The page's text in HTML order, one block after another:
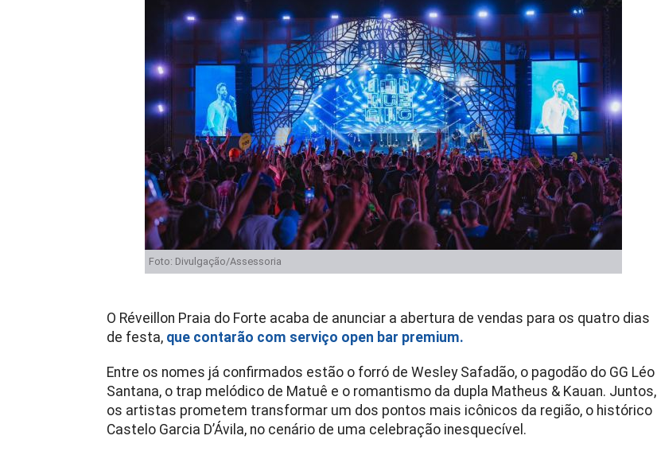
Foto: Divulgação/Assessoria
O Réveillon Praia do Forte acaba de anunciar a abertura de vendas para os quatro dias
de festa, que contarão com serviço open bar premium.
Entre os nomes já confirmados estão o forró de Wesley Safadão, o pagodão do GG Léo
Santana, o trap melódico de Matuê e o romantismo da dupla Matheus & Kauan. Juntos,
os artistas prometem transformar um dos pontos mais icônicos da região, o histórico
Castelo Garcia D’Ávila, no cenário de uma celebração inesquecível.